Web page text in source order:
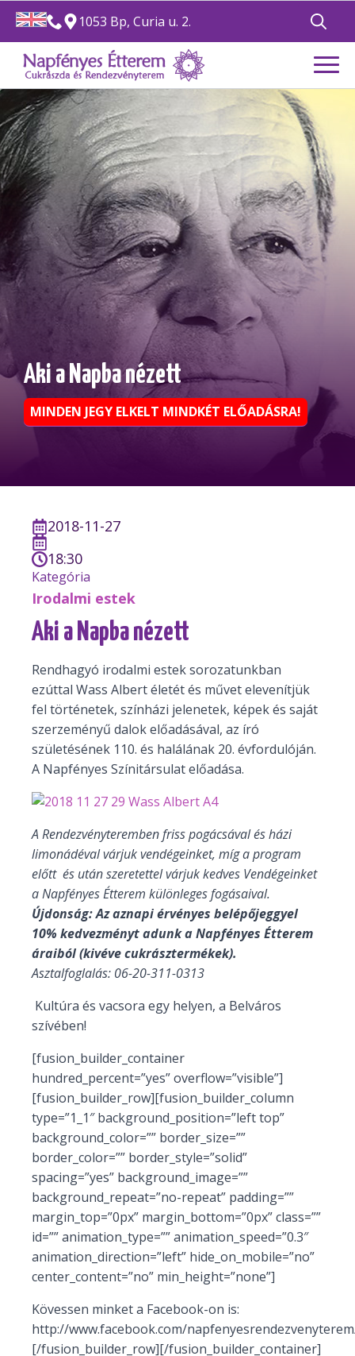
1053 Bp, Curia u. 2.
for:
Aki a Napba nézett
MINDEN JEGY ELKELT MINDKÉT ELŐADÁSRA!
2018-11-27
18:30
Kategória
Irodalmi estek
Aki a Napba nézett
Rendhagyó irodalmi estek sorozatunkban
ezúttal Wass Albert életét és művet elevenítjük
fel történetek, színházi jelenetek, képek és saját
szerzeményű dalok előadásával, az író
születésének 110. és halálának 20. évfordulóján.
A Napfényes Színitársulat előadása.
A Rendezvényteremben friss pogácsával és házi
limonádéval várjuk vendégeinket, míg a program
előtt és után szeretettel várjuk kedves Vendégeinket
a Napfényes Étterem különleges fogásaival.
Újdonság: Az aznapi érvényes belépőjeggyel
10% kedvezményt adunk a Napfényes Étterem
áraiból (kivéve cukrásztermékek).
Asztalfoglalás: 06-20-311-0313
Kultúra és vacsora egy helyen, a Belváros
szívében!
[fusion_builder_container
hundred_percent=”yes” overflow=”visible”]
[fusion_builder_row][fusion_builder_column
type=”1_1″ background_position=”left top”
background_color=”” border_size=””
border_color=”” border_style=”solid”
spacing=”yes” background_image=””
background_repeat=”no-repeat” padding=””
margin_top=”0px” margin_bottom=”0px” class=””
id=”” animation_type=”” animation_speed=”0.3″
animation_direction=”left” hide_on_mobile=”no”
center_content=”no” min_height=”none”]
Kövessen minket a Facebook-on is:
http://www.facebook.com/
[/fusion_builder_row][/fusion_builder_container]